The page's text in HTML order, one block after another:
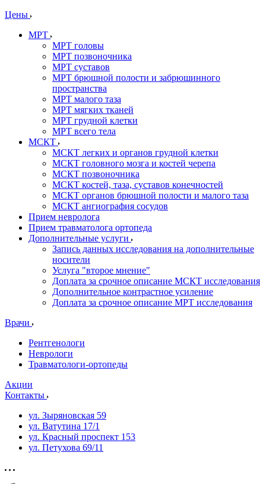
Цены
МРТ
МРТ головы
МРТ позвоночника
МРТ суставов
МРТ брюшной полости и забрюшинного
пространства
МРТ малого таза
МРТ мягких тканей
МРТ грудной клетки
МРТ всего тела
МСКТ
МСКТ легких и органов грудной клетки
МСКТ головного мозга и костей черепа
МСКТ позвоночника
МСКТ костей, таза, суставов конечностей
МСКТ органов брюшной полости и малого таза
МСКТ ангиография сосудов
Прием невролога
Прием травматолога ортопеда
Дополнительные услуги
Запись данных исследования на дополнительные
носители
Услуга "второе мнение"
Доплата за срочное описание МСКТ исследования
Дополнительное контрастное усиление
Доплата за срочное описание МРТ исследования
Врачи
Рентгенологи
Неврологи
Травматологи-ортопеды
Акции
Контакты
ул. Зыряновская 59
ул. Ватутина 17/1
ул. Красный проспект 153
ул. Петухова 69/11